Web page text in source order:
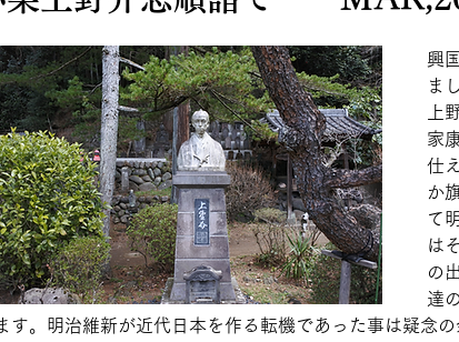
興
ま
上
家
仕
か
て
は
の
達
す。明治維新が近代日本を作る転機であった事は疑念